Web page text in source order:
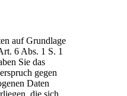
auf Grundlage
6 Abs. 1 S. 1
Sie das
gegen
Daten
die sich